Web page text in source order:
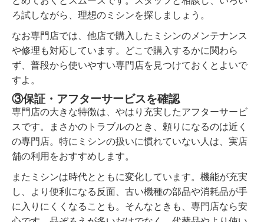
ろ試しながら、理想のミシンを探しましょう。
なお専門店では、他店で購入したミシンのメンテナンス
や修理も対応しています。どこで購入するかに関わら
ず、普段から使いやすい専門店を見つけておくとよいで
すよ。
③保証・アフターサービスを確認
専門店の大きな特徴は、やはり充実したアフターサービ
スです。まさかのトラブルのとき、頼りになるのは近く
の専門店。特にミシンの扱いに慣れていない人は、実店
舗の利用をおすすめします。
またミシンは時代とともに変化しています。機能が充実
し、より便利になる反面、古い機種の部品や消耗品が手
に入りにくくなることも。そんなときも、専門店なら安